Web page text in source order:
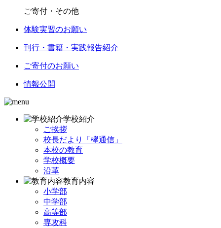
ご寄付・その他
体験実習のお願い
刊行・書籍・実践報告紹介
ご寄付のお願い
情報公開
学校紹介
ご挨拶
校長だより「欅通信」
本校の教育
学校概要
沿革
教育内容
小学部
中学部
高等部
専攻科